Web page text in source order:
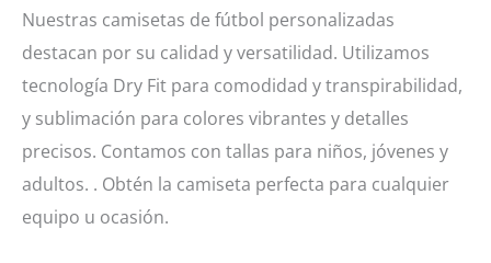
Nuestras camisetas de fútbol personalizadas
destacan por su calidad y versatilidad. Utilizamos
tecnología Dry Fit para comodidad y transpirabilidad,
y sublimación para colores vibrantes y detalles
precisos. Contamos con tallas para niños, jóvenes y
adultos. . Obtén la camiseta perfecta para cualquier
equipo u ocasión.